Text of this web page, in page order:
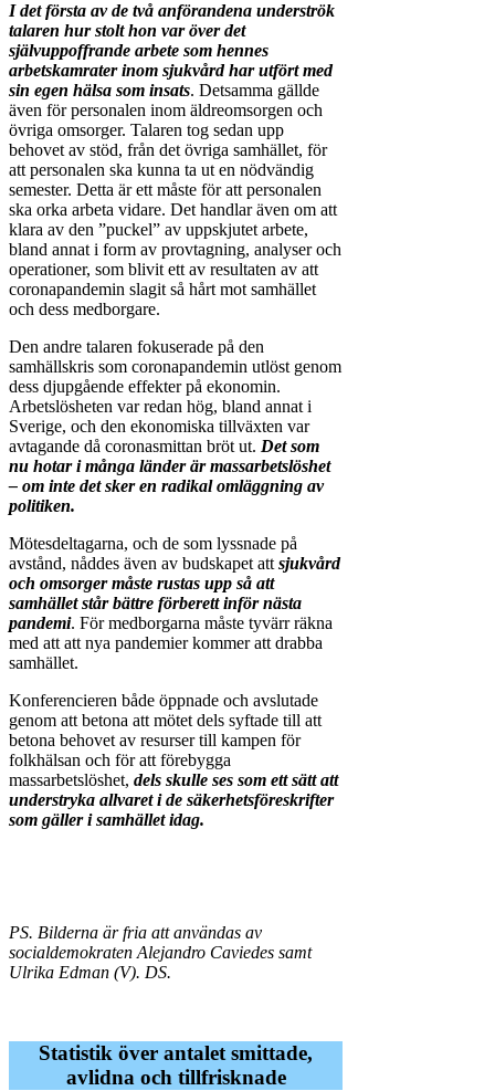
I det första av de två anförandena underströk
talaren hur stolt hon var över det
självuppoffrande arbete som hennes
arbetskamrater inom sjukvård har utfört med
sin egen hälsa som insats. Detsamma gällde
även för personalen inom äldreomsorgen och
övriga omsorger. Talaren tog sedan upp
behovet av stöd, från det övriga samhället, för
att personalen ska kunna ta ut en nödvändig
semester. Detta är ett måste för att personalen
ska orka arbeta vidare. Det handlar även om att
klara av den ”puckel” av uppskjutet arbete,
bland annat i form av provtagning, analyser och
operationer, som blivit ett av resultaten av att
coronapandemin slagit så hårt mot samhället
och dess medborgare.
Den andre talaren fokuserade på den
samhällskris som coronapandemin utlöst genom
dess djupgående effekter på ekonomin.
Arbetslösheten var redan hög, bland annat i
Sverige, och den ekonomiska tillväxten var
avtagande då coronasmittan bröt ut. Det som
nu hotar i många länder är massarbetslöshet
– om inte det sker en radikal omläggning av
politiken.
Mötesdeltagarna, och de som lyssnade på
avstånd, nåddes även av budskapet att sjukvård
och omsorger måste rustas upp så att
samhället står bättre förberett inför nästa
pandemi. För medborgarna måste tyvärr räkna
med att att nya pandemier kommer att drabba
samhället.
Konferencieren både öppnade och avslutade
genom att betona att mötet dels syftade till att
betona behovet av resurser till kampen för
folkhälsan och för att förebygga
massarbetslöshet, dels skulle ses som ett sätt att
understryka allvaret i de säkerhetsföreskrifter
som gäller i samhället idag.
PS. Bilderna är fria att användas av
socialdemokraten Alejandro Caviedes samt
Ulrika Edman (V). DS.
Statistik över antalet smittade,
avlidna och tillfrisknade